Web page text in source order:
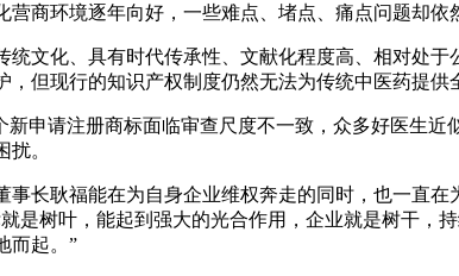
商环境逐年向好，一些难点、堵点、痛点问题却依
统文化、具有时代传承性、文献化程度高、相对处
但现行的知识产权制度仍然无法为传统中医药提供
新申请注册商标面临审查尺度不一致，众多好医生
。
事长耿福能在为自身企业维权奔走的同时，也一直
是树叶，能起到强大的光合作用，企业就是树干
而起。”